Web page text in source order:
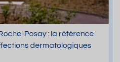
Posay : la référence
dermatologiques